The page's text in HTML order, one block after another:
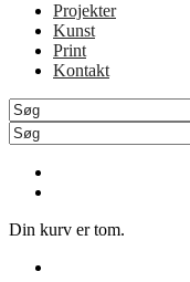
Projekter
Kunst
Print
Kontakt
Din kurv er tom.